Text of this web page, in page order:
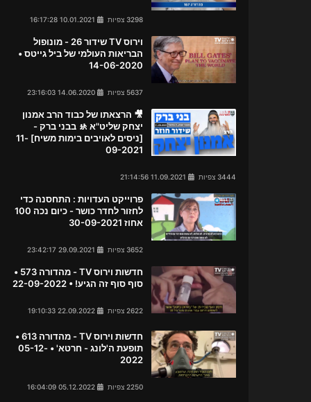
3298 צפיות
וירוס TV שידור 26 - מונופול
הבריאות העולמי של ביל גייטס •
14-06-2020
5637 צפיות
🎥 הרצאתו של כבוד הרב אמנון
יצחק שליט"א 🚸 בבני ברק -
[ניסים לאויבים בימות משיח] 11-
09-2021
3444 צפיות
פרוייקט העדויות : התחסנה כדי
לחזור לחדר כושר - כיום נכה 100
אחוז 30-09-2021
3652 צפיות
חדשות וירוס TV - מהדורה 573 •
סוף סוף זה הגיע! • 22-09-2022
2622 צפיות
חדשות וירוס TV - מהדורה 613 •
תופעת ה'לונג - חרטא' • 05-12-
2022
2250 צפיות